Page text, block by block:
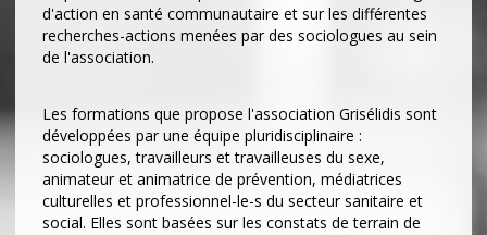
d'action en santé communautaire et sur les différentes
recherches-actions menées par des sociologues au sein
de l'association.
Les formations que propose l'association Grisélidis sont
développées par une équipe pluridisciplinaire :
sociologues, travailleurs et travailleuses du sexe,
animateur et animatrice de prévention, médiatrices
culturelles et professionnel-le-s du secteur sanitaire et
social. Elles sont basées sur les constats de terrain de